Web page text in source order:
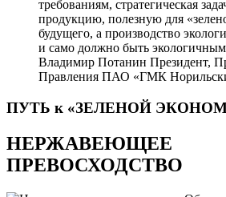
требованиям, стратегическая
продукцию, полезную для
будущего, а производство
и само должно быть
Владимир Потанин Президент,
Правления ПАО «ГМК
ПУТЬ к «ЗЕЛЕНОЙ
НЕРЖАВЕЮЩЕЕ
ПРЕВОСХОДСТВО